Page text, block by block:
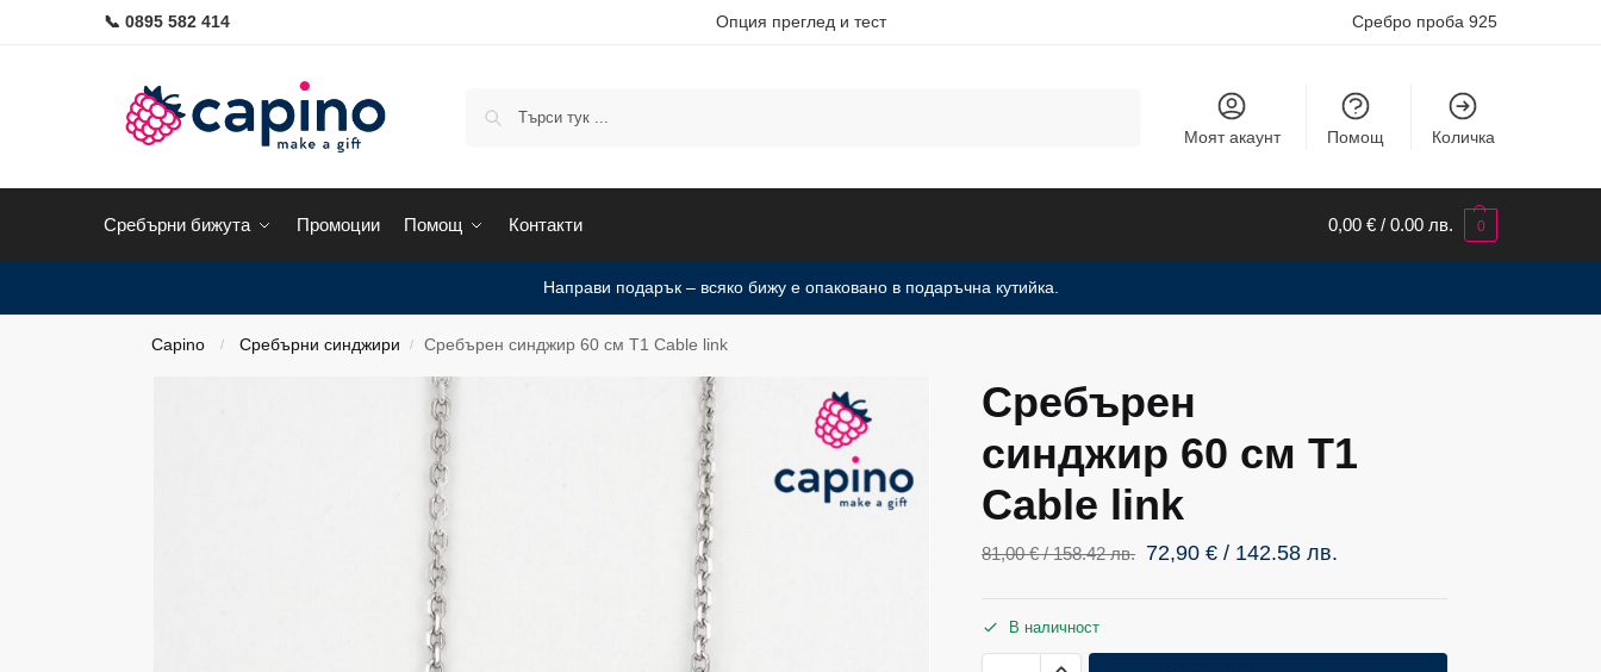
📞 0895 582 414 Опция преглед и тест Сребро проба 925
Моят акаунт Помощ Количка
Сребърни бижута Промоции Помощ Контакти 0,00 € / 0.00 лв. 0
Направи подарък – всяко бижу е опаковано в подаръчна кутийка.
Capino / Сребърни синджири / Сребърен синджир 60 см T1 Cable link
Сребърен
синджир 60 см T1
Cable link
81,00€ / 158.42 лв. 72,90€ / 142.58 лв.
В наличност